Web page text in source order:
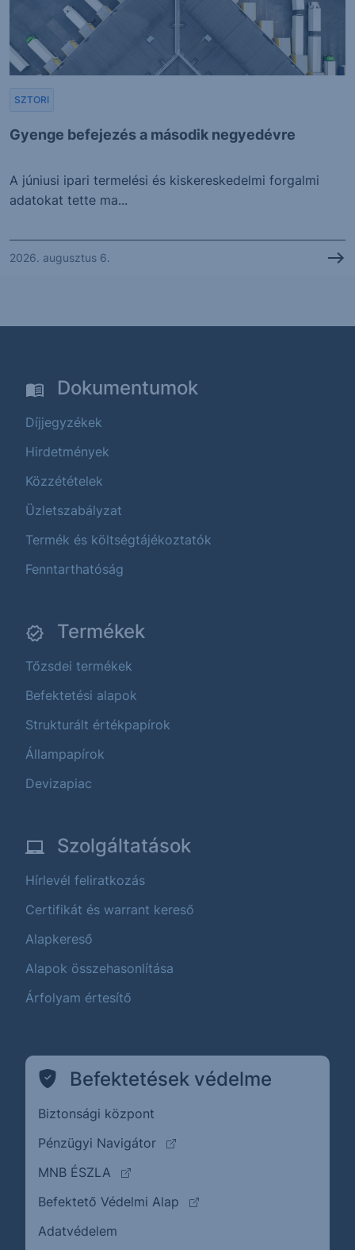
Gyenge befejezés a második negyedévre
SZTORI
A júniusi ipari termelési és kiskereskedelmi forgalmi
adatokat tette ma...
2026. augusztus 6.
Dokumentumok
Díjjegyzékek
Hirdetmények
Közzétételek
Üzletszabályzat
Termék és költségtájékoztatók
Fenntarthatóság
Termékek
Tőzsdei termékek
Befektetési alapok
Strukturált értékpapírok
Állampapírok
Devizapiac
Szolgáltatások
Hírlevél feliratkozás
Certifikát és warrant kereső
Alapkereső
Alapok összehasonlítása
Árfolyam értesítő
Befektetések védelme
Biztonsági központ
Pénzügyi Navigátor
(külső oldalra ugrik)
MNB ÉSZLA
(külső oldalra ugrik)
Befektető Védelmi Alap
(külső oldalra ugrik)
Adatvédelem